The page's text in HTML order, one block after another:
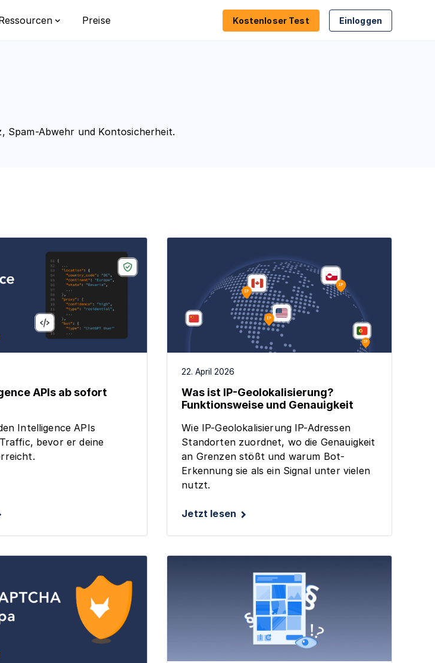
Individualisierung
Preise Kostenloser Test Einloggen
Spam-Abwehr und Kontosicherheit.
APIs ab sofort
Intelligence APIs
bevor er deine
22. April 2026
Was ist IP-Geolokalisierung?
Funktionsweise und Genauigkeit
Wie IP-Geolokalisierung IP-Adressen
Standorten zuordnet, wo die Genauigkeit
an Grenzen stößt und warum Bot-
Erkennung sie als ein Signal unter vielen
nutzt.
Jetzt lesen